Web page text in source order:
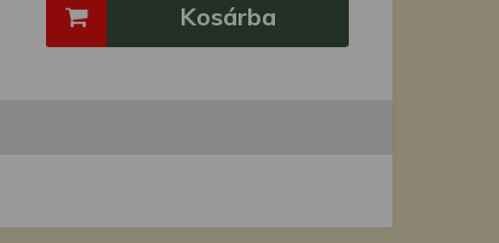
Kosárba